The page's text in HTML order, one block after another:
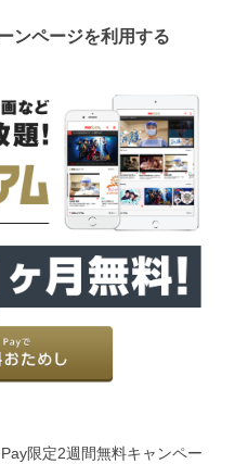
ンページを利用する
限定2週間無料キャンペー